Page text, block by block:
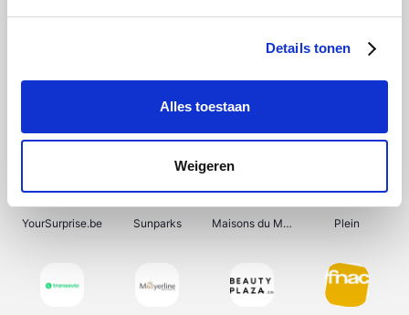
Details tonen
Alles toestaan
Weigeren
Shein Get Your Guide Bergfreunde Pazzox
YourSurprise.be Sunparks Maisons du Monde Plein